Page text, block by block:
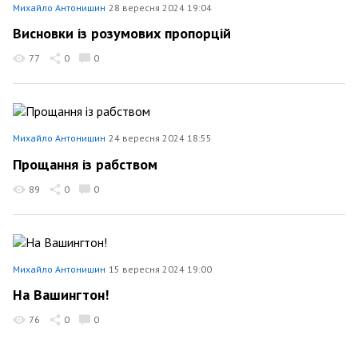
Михайло Антонишин 28 вересня 2024 19:04
Висновки із розумових пропорцій
77 0 0
Михайло Антонишин 24 вересня 2024 18:55
Прощання із рабством
89 0 0
Михайло Антонишин 15 вересня 2024 19:00
На Вашингтон!
76 0 0